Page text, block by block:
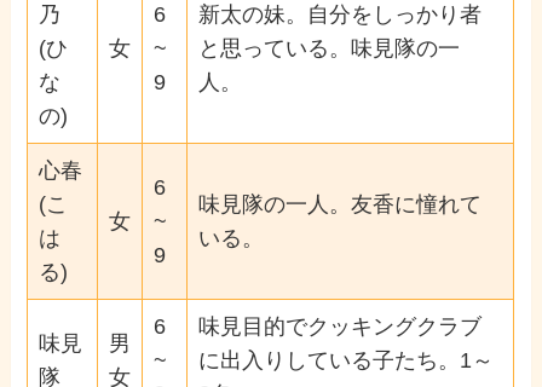
乃
(ひ
な
の)
女
6
~
9
新太の妹。自分をしっかり者
と思っている。味見隊の一
人。
心春
(こ
は
る)
女
6
~
9
味見隊の一人。友香に憧れて
いる。
味見
隊
男
女
6
~
味見目的でクッキングクラブ
に出入りしている子たち。1～